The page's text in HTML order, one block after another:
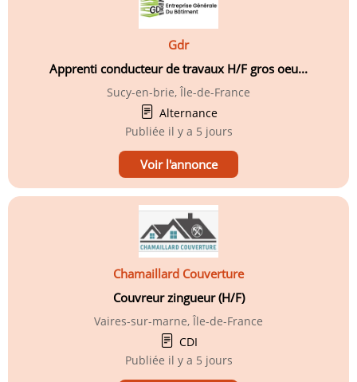
Gdr
Apprenti conducteur de travaux H/F gros oeu...
Sucy-en-brie, Île-de-France
Alternance
Publiée il y a 5 jours
Voir l'annonce
Chamaillard Couverture
Couvreur zingueur (H/F)
Vaires-sur-marne, Île-de-France
CDI
Publiée il y a 5 jours